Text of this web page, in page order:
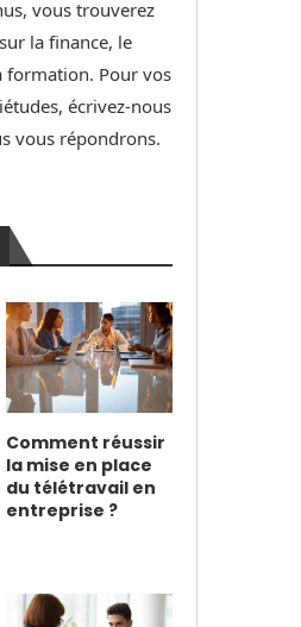
vous trouverez
la finance, le
formation. Pour vos
écrivez-nous
vous répondrons.
Comment réussir
la mise en place
du télétravail en
entreprise ?